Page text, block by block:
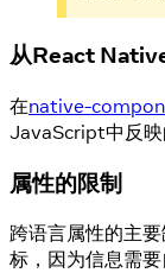
从React
在native-
JavaScript中反
属性的限制
跨语言属性的主
标，因为信息需要